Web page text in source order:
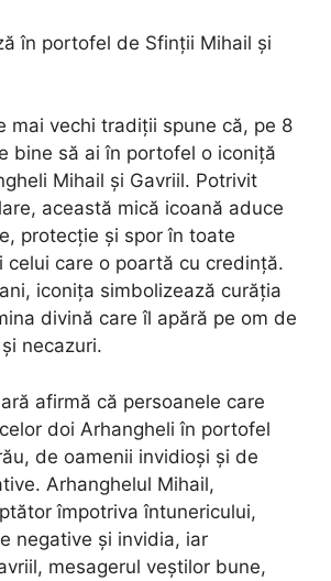
în portofel de Sfinții Mihail și
mai vechi tradiții spune că, pe 8
bine să ai în portofel o iconiță
Mihail și Gavriil. Potrivit
această mică icoană aduce
protecție și spor în toate
celui care o poartă cu credință.
iconița simbolizează curăția
divină care îl apără pe om de
necazuri.
afirmă că persoanele care
doi Arhangheli în portofel
de oamenii invidioși și de
Arhanghelul Mihail,
împotriva întunericului,
negative și invidia, iar
mesagerul veștilor bune,